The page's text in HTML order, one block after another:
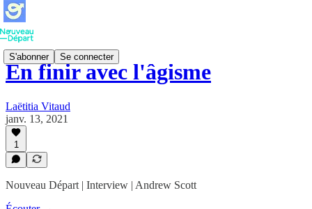
S'abonner Se connecter
En finir avec l'âgisme
Laëtitia Vitaud
janv. 13, 2021
1
Nouveau Départ | Interview | Andrew Scott